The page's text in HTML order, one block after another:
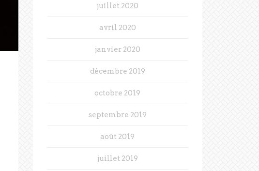
juillet 2020
avril 2020
janvier 2020
décembre 2019
octobre 2019
septembre 2019
août 2019
juillet 2019